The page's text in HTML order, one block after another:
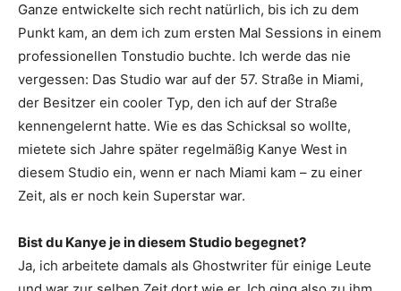
Ganze entwickelte sich recht natürlich, bis ich zu dem
Punkt kam, an dem ich zum ersten Mal Sessions in einem
professionellen Tonstudio buchte. Ich werde das nie
vergessen: Das Studio war auf der 57. Straße in Miami,
der Besitzer ein cooler Typ, den ich auf der Straße
kennengelernt hatte. Wie es das Schicksal so wollte,
mietete sich Jahre später regelmäßig Kanye West in
diesem Studio ein, wenn er nach Miami kam – zu einer
Zeit, als er noch kein Superstar war.
Bist du Kanye je in diesem Studio ­begegnet?
Ja, ich arbeitete damals als Ghostwriter für einige Leute